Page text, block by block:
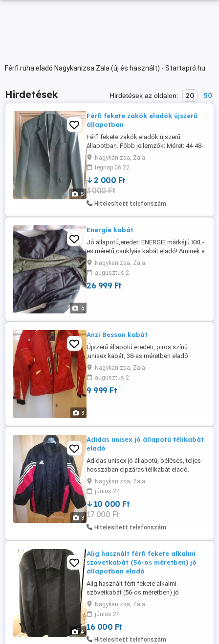
Férfi ruha eladó Nagykanizsa Zala (új és használt) - Startapró.hu
Hirdetések Hirdetések az oldalon: 20 50
5
Férfi fekete zakók eladók újszerű
állapotban
Férfi fekete zakók eladók újszerű
állapotban. Főbb jellemzők: Méret: 44-48-
50 Anyagösszetétel: 70% poliészter, 30%
viszkóz Magyar gyártmány Hibátlan
állapot. Ár: 2000 Ft db. Átvehető
Nagykanizsán.
Nagykanizsa, Zala
tegnap 06:22
2 000 Ft
3 000 Ft
Hitelesített telefonszám
6
Energie kabát
Jó állapotú,eredeti ENERGIE márkájú XXL-
es méretű,csuklyás kabát eladó! Aminek a
bolti ára 56 000ft,de 26 999ft-ért adom!
Postázom is!
Nagykanizsa, Zala
augusztus 2
26 999 Ft
3
Anzi Besson kabát
Újszerű állapotú eredeti, piros színű
,unisex kabát, 38-as méretben eladó
,aminek az új ára 35 ezer ft volt és jelenleg
9999ft-ért adom.! Postázom is.! Bármilyen
ajánlatot meghallgatok.
Nagykanizsa, Zala
augusztus 2
9 999 Ft
3
Adidas unisex jó állapotú télikabát
eladó
Adidas unisex jó állapotú, béléses, teljes
hosszában cipzáras télikabát eladó.
Méret: 42-44. Kb. 185-190 cm magas
embereknek ideális méret. Anyaga: 100 %
polyamid. Ár: 10000 Ft. Átvehető
Nagykanizsán.
Nagykanizsa, Zala
június 24
10 000 Ft
17 000 Ft
Hitelesített telefonszám
4
Alig használt férfi fekete alkalmi
szövetkabát (56-os méretben) jó
állapotban eladó
Alig használt férfi fekete alkalmi
szövetkabát (56-os méretben) jó
állapotban eladó. Tökéletes választás a
hidegebb időkre, színházba, elegáns
rendezvényekre! Olasz termék és
minőség. Viselése kb. 180-195 cm magas
férfiak részére ajánlott. Ára: 16000 Ft.
Nagykanizsa, Zala
június 24
16 000 Ft
Hitelesített telefonszám